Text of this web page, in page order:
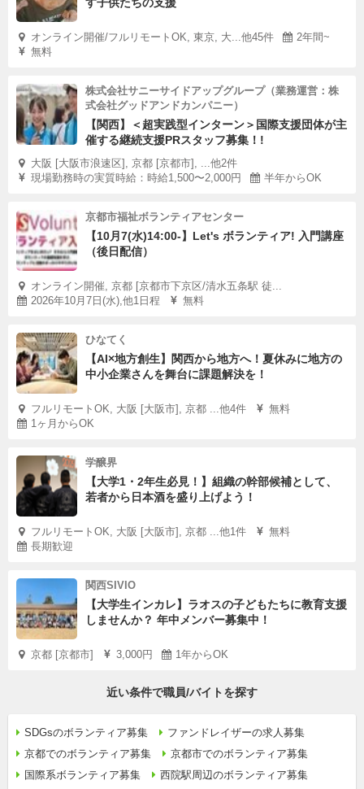
オンライン開催/フルリモートOK, 東京, 大...他45件
2年間~
無料
株式会社サニーサイドアップグループ（業務運営：株
式会社グッドアンドカンパニー）
【関西】＜超実践型インターン＞国際支援団体が主
催する継続支援PRスタッフ募集！!
大阪 [大阪市浪速区], 京都 [京都市], ...他2件
現場勤務時の実質時給：時給1,500〜2,000円
半年からOK
京都市福祉ボランティアセンター
【10月7(水)14:00-】Let's ボランティア! 入門講座
（後日配信）
オンライン開催, 京都 [京都市下京区/清水五条駅 徒...
2026年10月7日(水),他1日程
無料
ひなてく
【AI×地方創生】関西から地方へ！夏休みに地方の
中小企業さんを舞台に課題解決を！
フルリモートOK, 大阪 [大阪市], 京都 ...他4件
無料
1ヶ月からOK
学醸界
【大学1・2年生必見！】組織の幹部候補として、
若者から日本酒を盛り上げよう！
フルリモートOK, 大阪 [大阪市], 京都 ...他1件
無料
長期歓迎
関西SIVIO
【大学生インカレ】ラオスの子どもたちに教育支援
しませんか？ 年中メンバー募集中！
京都 [京都市] 3,000円 1年からOK
近い条件で職員/バイトを探す
SDGsのボランティア募集
ファンドレイザーの求人募集
京都でのボランティア募集
京都市でのボランティア募集
国際系ボランティア募集
西院駅周辺のボランティア募集